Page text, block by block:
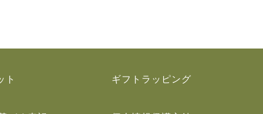
ト ギフトラッピング